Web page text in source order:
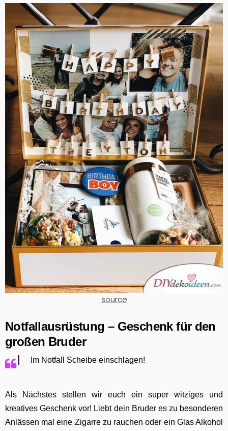
source
Notfallausrüstung – Geschenk für den
großen Bruder
Im Notfall Scheibe einschlagen!
Als Nächstes stellen wir euch ein super witziges und
kreatives Geschenk vor! Liebt dein Bruder es zu besonderen
Anlässen mal eine Zigarre zu rauchen oder ein Glas Alkohol